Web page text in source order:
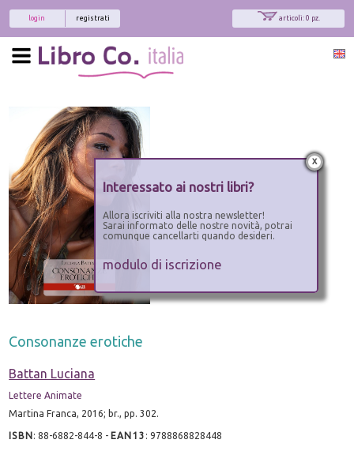
articoli: 0 pz.
registrati
login
Consonanze erotiche
Battan Luciana
Lettere Animate
Martina Franca, 2016; br., pp. 302.
ISBN:88-6882-844-8 - EAN13 :9788868828448
x
Interessato ai nostri libri?
Allora iscriviti alla nostra newsletter!
Sarai informato delle nostre novità, potrai
comunque cancellarti quando desideri.
modulo di iscrizione